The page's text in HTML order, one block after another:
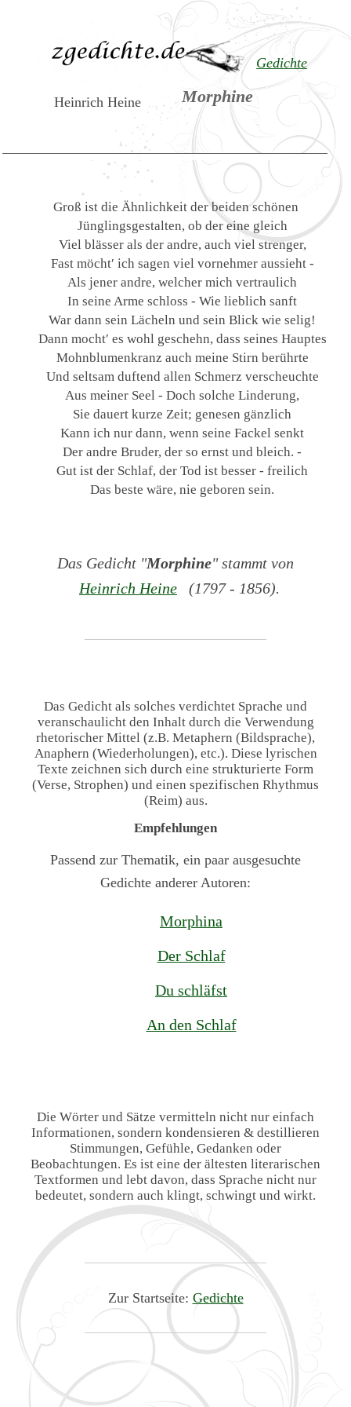
Gedichte
Morphine
Heinrich Heine
Groß ist die Ähnlichkeit der beiden schönen
Jünglingsgestalten, ob der eine gleich
Viel blässer als der andre, auch viel strenger,
Fast möcht′ ich sagen viel vornehmer aussieht -
Als jener andre, welcher mich vertraulich
In seine Arme schloss - Wie lieblich sanft
War dann sein Lächeln und sein Blick wie selig!
Dann mocht′ es wohl geschehn, dass seines Hauptes
Mohnblumenkranz auch meine Stirn berührte
Und seltsam duftend allen Schmerz verscheuchte
Aus meiner Seel - Doch solche Linderung,
Sie dauert kurze Zeit; genesen gänzlich
Kann ich nur dann, wenn seine Fackel senkt
Der andre Bruder, der so ernst und bleich. -
Gut ist der Schlaf, der Tod ist besser - freilich
Das beste wäre, nie geboren sein.
Das Gedicht "Morphine" stammt von
Heinrich Heine (1797 - 1856).
Das Gedicht als solches verdichtet Sprache und
veranschaulicht den Inhalt durch die Verwendung
rhetorischer Mittel (z.B. Metaphern (Bildsprache),
Anaphern (Wiederholungen), etc.). Diese lyrischen
Texte zeichnen sich durch eine strukturierte Form
(Verse, Strophen) und einen spezifischen Rhythmus
(Reim) aus.
Empfehlungen
Passend zur Thematik, ein paar ausgesuchte
Gedichte anderer Autoren:
Morphina
Der Schlaf
Du schläfst
An den Schlaf
Die Wörter und Sätze vermitteln nicht nur einfach
Informationen, sondern kondensieren & destillieren
Stimmungen, Gefühle, Gedanken oder
Beobachtungen. Es ist eine der ältesten literarischen
Textformen und lebt davon, dass Sprache nicht nur
bedeutet, sondern auch klingt, schwingt und wirkt.
Zur Startseite: Gedichte